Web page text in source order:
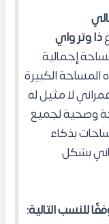
ذا وتر واي
إجمالية
الكبيرة
لا مثيل له
وصحية لجميع
بذكاء
بشكل
للنسب التالية: